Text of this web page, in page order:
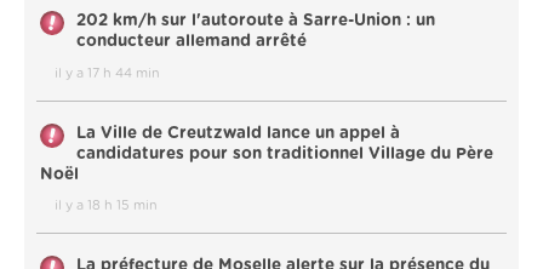
202 km/h sur l'autoroute à Sarre-Union : un
conducteur allemand arrêté
il y a 17 h 44 min
La Ville de Creutzwald lance un appel à
candidatures pour son traditionnel Village du Père
Noël
il y a 18 h 15 min
La préfecture de Moselle alerte sur la présence du